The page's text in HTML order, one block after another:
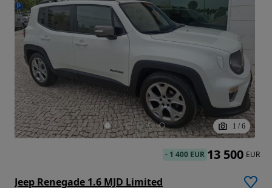
1 / 6
Jeep Renegade 1.6 MJD Limited
- 1 400 EUR 13 500 EUR